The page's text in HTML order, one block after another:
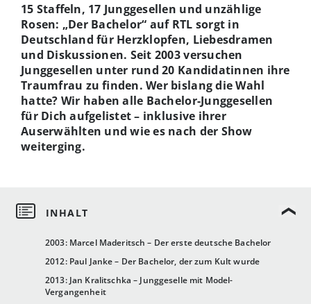
2003: Marcel Maderitsch – Der erste deutsche Bachelor
2012: Paul Janke – Der Bachelor, der zum Kult wurde
2013: Jan Kralitschka – Junggeselle mit Model-
Vergangenheit
15 Staffeln, 17 Junggesellen und unzählige
Rosen: „Der Bachelor“ auf RTL sorgt in
Deutschland für Herzklopfen, Liebesdramen
und Diskussionen. Seit 2003 versuchen
Junggesellen unter rund 20 Kandidatinnen ihre
Traumfrau zu finden. Wer bislang die Wahl
hatte? Wir haben alle Bachelor-Junggesellen
für Dich aufgelistet – inklusive ihrer
Auserwählten und wie es nach der Show
weiterging.